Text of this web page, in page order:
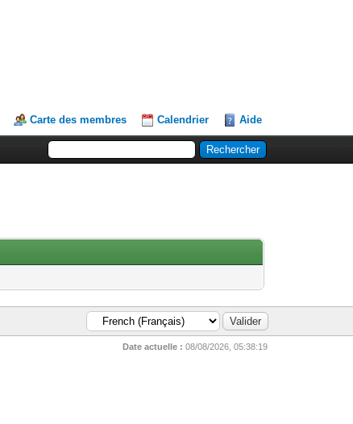
Carte des membres Calendrier Aide
Date actuelle : 08/08/2026, 05:38:19